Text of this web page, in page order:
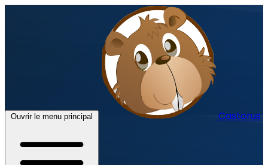
Ouvrir le menu principal Castorus